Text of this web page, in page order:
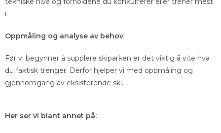
i.
Oppmåling og analyse av behov
Før vi begynner å supplere skiparken er det viktig å vite hva
du faktisk trenger. Derfor hjelper vi med oppmåling og
gjennomgang av eksisterende ski.
Her ser vi blant annet på: